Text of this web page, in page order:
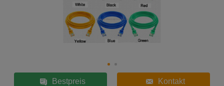
Bestpreis Kontakt